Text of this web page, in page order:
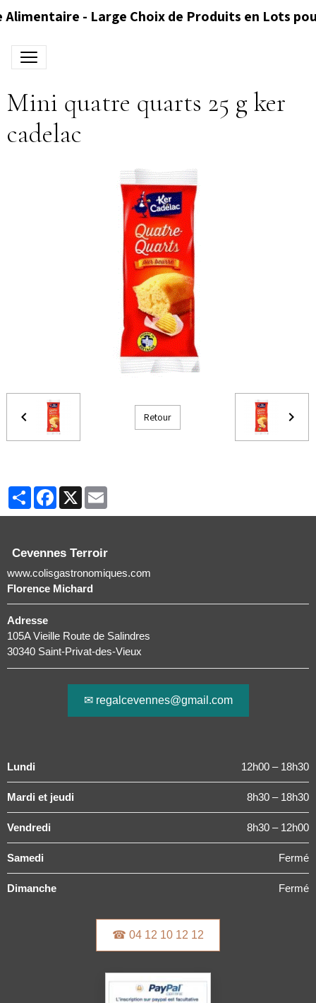
Alimentaire - Large Choix de Produits en Lots
Mini quatre quarts 25 g ker
cadelac
Retour
PartagerFacebook
X
Cevennes Terroir
www.colisgastronomiques.com
Florence Michard
Adresse
105A Vieille Route de Salindres
30340 Saint-Privat-des-Vieux
✉ regalcevennes@gmail.com
Lundi 12h00 – 18h30
Mardi et jeudi 8h30 – 18h30
Vendredi 8h30 – 12h00
Samedi Fermé
Dimanche Fermé
☎ 04 12 10 12 12